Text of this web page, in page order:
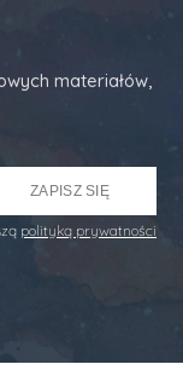
materiałów,
ZAPISZ SIĘ
polityką prywatności